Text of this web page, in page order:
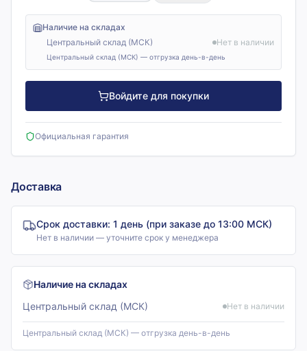
Наличие на складах
Центральный склад (МСК)
Нет в наличии
Центральный склад (МСК) — отгрузка день-в-день
Войдите для покупки
Официальная гарантия
Доставка
Срок доставки: 1 день (при заказе до 13:00 МСК)
Нет в наличии — уточните срок у менеджера
Наличие на складах
Центральный склад (МСК)
Нет в наличии
Центральный склад (МСК) — отгрузка день-в-день